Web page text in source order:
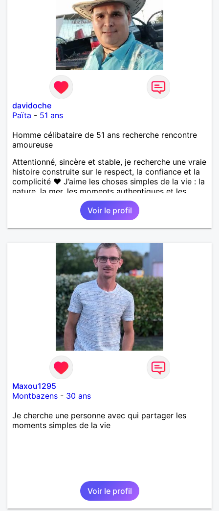
davidoche
Païta - 51 ans
Homme célibataire de 51 ans recherche rencontre
amoureuse
Attentionné, sincère et stable, je recherche une vraie
histoire construite sur le respect, la confiance et la
complicité ❤️ J’aime les choses simples de la vie : la
nature, la mer, les moments authentiques et les
personnes au grand cœur 🌊🌿 Très câlin et
affectueux, j’adore les petits moments de tendresse
et les calinous réguliers 😊❤️ La solitude finit parfois
par peser, alors si tu es en Nouvelle-Calédonie et
temps de discuter… et laissons l’avenir nous guider
Voir le profil
Maxou1295
Montbazens - 30 ans
Je cherche une personne avec qui partager les
moments simples de la vie
Voir le profil